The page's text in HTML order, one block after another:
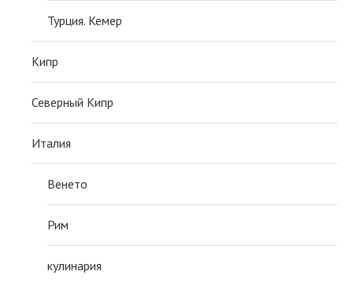
Турция. Кемер
Кипр
Северный Кипр
Италия
Венето
Рим
кулинария